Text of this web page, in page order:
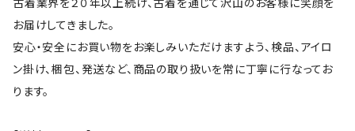
古着業界を２０年以上続け、古着を通じて沢山のお客様に笑顔を
お届けしてきました。
安心・安全にお買い物をお楽しみいただけますよう、検品、アイロ
ン掛け、梱包、発送など、商品の取り扱いを常に丁寧に行なってお
ります。